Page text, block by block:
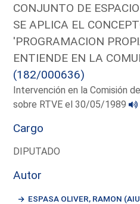
CONJUNTO DE
SE APLICA EL
'PROGRAMACION
ENTIENDE EN LA
(182/000636)
Intervención en la Comisión
sobre RTVE el 30/05/1989
Cargo
DIPUTADO
Autor
ESPASA OLIVER, RAMON